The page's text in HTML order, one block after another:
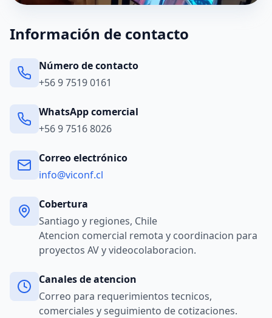
Información de contacto
Número de contacto
+56 9 7519 0161
WhatsApp comercial
+56 9 7516 8026
Correo electrónico
info@viconf.cl
Cobertura
Santiago y regiones, Chile
Atencion comercial remota y coordinacion para
proyectos AV y videocolaboracion.
Canales de atencion
Correo para requerimientos tecnicos,
comerciales y seguimiento de cotizaciones.